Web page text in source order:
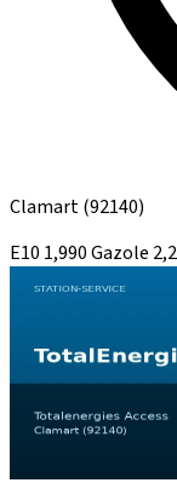
Clamart(92140)
E10 1,990Gazole